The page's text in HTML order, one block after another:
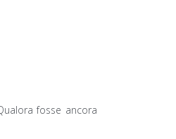
fosse ancora